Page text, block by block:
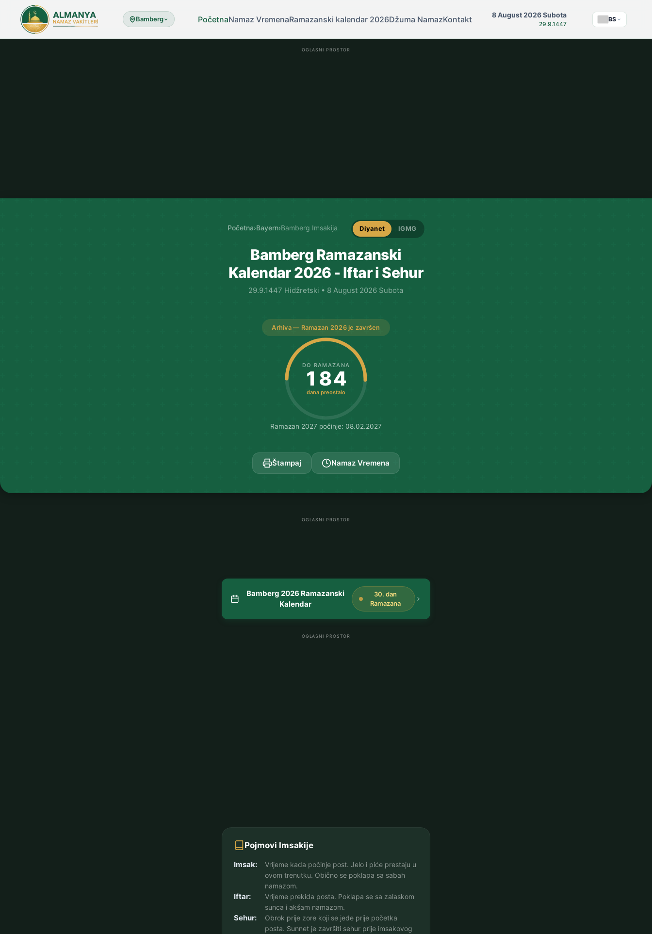
Bamberg PočetnaNamaz VremenaRamazanski kalendar 2026Džuma NamazKontakt 8 August 2026 Subota
29.9.1447
BS
OGLASNI PROSTOR
Početna›Bayern›Bamberg Imsakija Diyanet IGMG
Bamberg Ramazanski
Kalendar 2026 - Iftar i Sehur
29.9.1447 Hidžretski • 8 August 2026 Subota
Arhiva — Ramazan 2026 je završen
DO RAMAZANA
184
dana preostalo
Ramazan 2027 počinje: 08.02.2027
Štampaj Namaz Vremena
OGLASNI PROSTOR
Bamberg 2026 Ramazanski
Kalendar
30. dan
Ramazana
OGLASNI PROSTOR
Pojmovi Imsakije
Imsak:
Vrijeme kada počinje post. Jelo i piće prestaju u
ovom trenutku. Obično se poklapa sa sabah
namazom.
Iftar:
Vrijeme prekida posta. Poklapa se sa zalaskom
sunca i akšam namazom.
Sehur:
Obrok prije zore koji se jede prije početka
posta. Sunnet je završiti sehur prije imsakovog